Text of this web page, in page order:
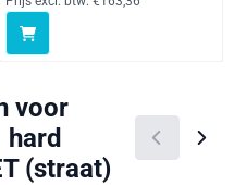
voor
hard
(straat)